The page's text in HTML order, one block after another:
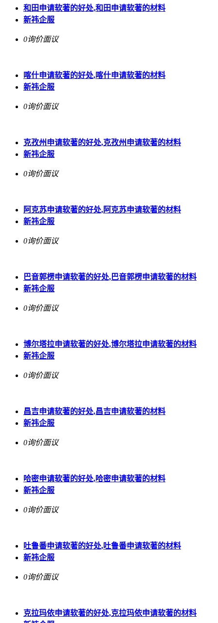
和田申请软著的好处,和田申请软著的材料
新祎企服
0询价面议
喀什申请软著的好处,喀什申请软著的材料
新祎企服
0询价面议
克孜州申请软著的好处,克孜州申请软著的材料
新祎企服
0询价面议
阿克苏申请软著的好处,阿克苏申请软著的材料
新祎企服
0询价面议
巴音郭楞申请软著的好处,巴音郭楞申请软著的材料
新祎企服
0询价面议
博尔塔拉申请软著的好处,博尔塔拉申请软著的材料
新祎企服
0询价面议
昌吉申请软著的好处,昌吉申请软著的材料
新祎企服
0询价面议
哈密申请软著的好处,哈密申请软著的材料
新祎企服
0询价面议
吐鲁番申请软著的好处,吐鲁番申请软著的材料
新祎企服
0询价面议
克拉玛依申请软著的好处,克拉玛依申请软著的材料